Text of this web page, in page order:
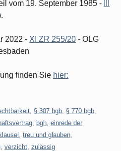
vom 19. September 1985 -
2022 - XI ZR 255/20 - OLG
finden Sie hier:
§ 307 bgb § 770 bgb
bgh einrede der
klausel treu und glauben
verzicht zulässig